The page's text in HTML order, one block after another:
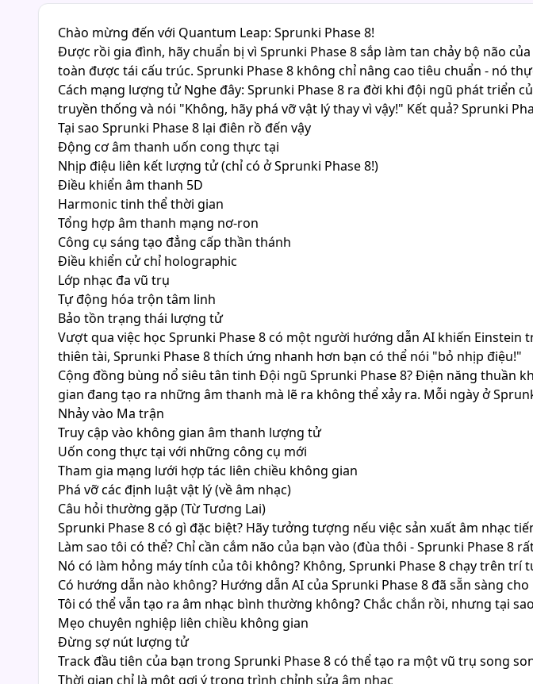
Chào mừng đến với Quantum Leap: Sprunki Phase 8!
Được rồi gia đình, hãy chuẩn bị vì Sprunki Phase 8 sắp làm tan chảy bộ não
toàn được tái cấu trúc. Sprunki Phase 8 không chỉ nâng cao tiêu chuẩn - nó
Cách mạng lượng tử Nghe đây: Sprunki Phase 8 ra đời khi đội ngũ phát triển
truyền thống và nói "Không, hãy phá vỡ vật lý thay vì vậy!" Kết quả? Sprunki
Tại sao Sprunki Phase 8 lại điên rồ đến vậy
Động cơ âm thanh uốn cong thực tại
Nhịp điệu liên kết lượng tử (chỉ có ở Sprunki Phase 8!)
Điều khiển âm thanh 5D
Harmonic tinh thể thời gian
Tổng hợp âm thanh mạng nơ-ron
Công cụ sáng tạo đẳng cấp thần thánh
Điều khiển cử chỉ holographic
Lớp nhạc đa vũ trụ
Tự động hóa trộn tâm linh
Bảo tồn trạng thái lượng tử
Vượt qua việc học Sprunki Phase 8 có một người hướng dẫn AI khiến
thiên tài, Sprunki Phase 8 thích ứng nhanh hơn bạn có thể nói "bỏ nhịp điệu!"
Cộng đồng bùng nổ siêu tân tinh Đội ngũ Sprunki Phase 8? Điện năng thuần
gian đang tạo ra những âm thanh mà lẽ ra không thể xảy ra. Mỗi ngày ở
Nhảy vào Ma trận
Truy cập vào không gian âm thanh lượng tử
Uốn cong thực tại với những công cụ mới
Tham gia mạng lưới hợp tác liên chiều không gian
Phá vỡ các định luật vật lý (về âm nhạc)
Câu hỏi thường gặp (Từ Tương Lai)
Sprunki Phase 8 có gì đặc biệt? Hãy tưởng tượng nếu việc sản xuất âm nhạc
Làm sao tôi có thể? Chỉ cần cắm não của bạn vào (đùa thôi - Sprunki Phase 8
Nó có làm hỏng máy tính của tôi không? Không, Sprunki Phase 8 chạy trên
Có hướng dẫn nào không? Hướng dẫn AI của Sprunki Phase 8 đã sẵn sàng
Tôi có thể vẫn tạo ra âm nhạc bình thường không? Chắc chắn rồi, nhưng tại
Mẹo chuyên nghiệp liên chiều không gian
Đừng sợ nút lượng tử
Track đầu tiên của bạn trong Sprunki Phase 8 có thể tạo ra một vũ trụ song
Thời gian chỉ là một gợi ý trong trình chỉnh sửa âm nhạc